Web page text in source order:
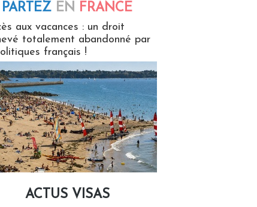
PARTEZ EN FRANCE
aux vacances : un droit
totalement abandonné par
français !
ACTUS VISAS